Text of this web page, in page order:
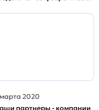
2020
партнеры - компании